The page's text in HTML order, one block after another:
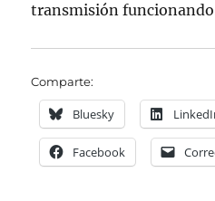
transmisión
Comparte:
Bluesky
Facebook